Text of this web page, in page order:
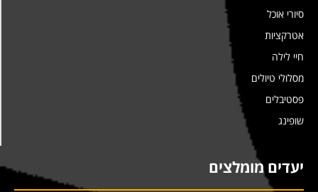
סיורי אוכל
אטרקציות
חיי לילה
מסלולי טיולים
פסטיבלים
שופינג
יעדים מומלצים